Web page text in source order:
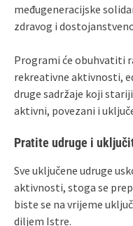
međugeneracijske
zdravog i
Programi će obuhvatiti
rekreativne aktivnosti,
druge sadržaje koji
aktivni, povezani i
Pratite udruge i
Sve uključene udruge
aktivnosti, stoga se
biste se na vrijeme
diljem Istre.